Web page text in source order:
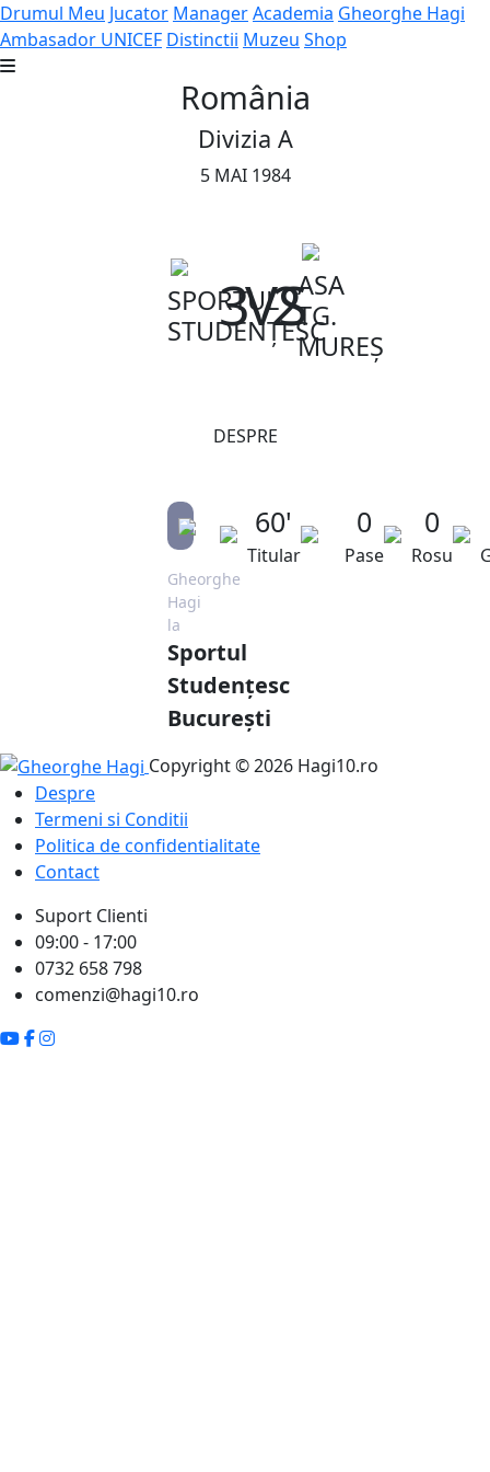
Drumul Meu Jucator ManagerAcademia Gheorghe Hagi
Ambasador UNICEF Distinctii Muzeu Shop
România
Divizia A
5 MAI 1984
SPORTUL
STUDENȚESC
3VS
2ASA
TG.
MUREȘ
DESPRE
Gheorghe
Hagi
la
Sportul
Studențesc
București
60'
Titular
0
Pase
0
Rosu
Copyright © 2026 Hagi10.ro
Despre
Termeni si Conditii
Politica de confidentialitate
Contact
Suport Clienti
09:00 - 17:00
0732 658 798
comenzi@hagi10.ro